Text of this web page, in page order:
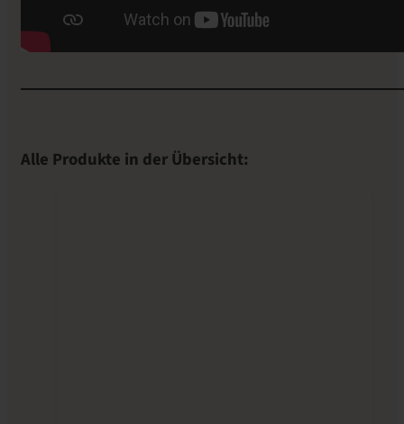
Alle Produkte in der Übersicht: